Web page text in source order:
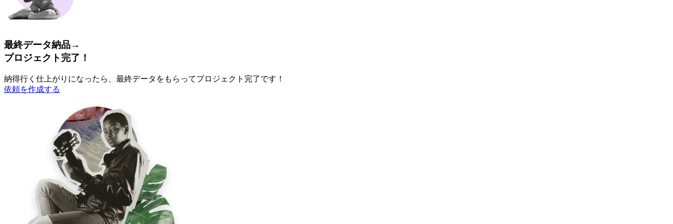
最終データ納品→
プロジェクト完了！
納得行く仕上がりになったら、最終データをもらってプロジェクト完了です！
依頼を作成する